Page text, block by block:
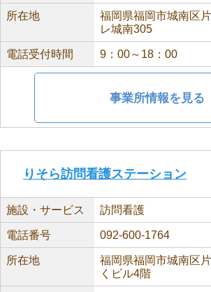
所在地
福岡県福岡市城南区
レ城南305
電話受付時間 9：00～18：00
事業所情報を見る
りそら訪問看護ステーション
施設・サービス 訪問看護
電話番号 092-600-1764
所在地
福岡県福岡市城南区
くビル4階